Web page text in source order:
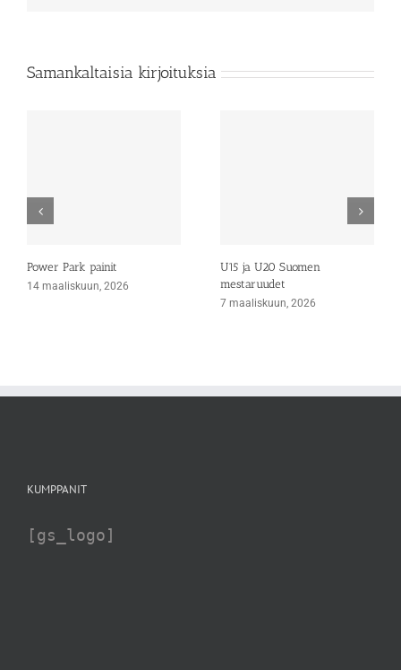
Samankaltaisia kirjoituksia
Power Park painit
14 maaliskuun, 2026
U15 ja U20 Suomen
mestaruudet
7 maaliskuun, 2026
KUMPPANIT
[gs_logo]